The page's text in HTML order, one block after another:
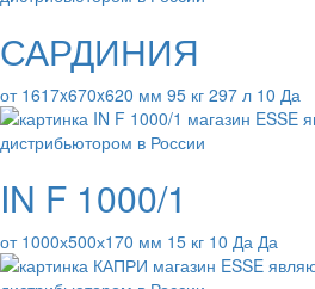
САРДИНИЯ
от 1617x670x620 мм 95 кг 297 л 10 Да
IN F 1000/1
от 1000х500х170 мм 15 кг 10 Да Да